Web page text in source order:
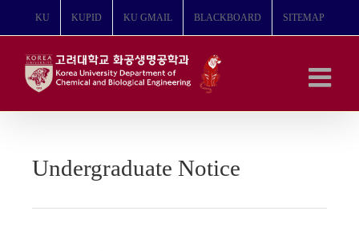
뛰
KU KUPID KU GMAIL BLACKBOARD SITEMAP
Undergraduate Notice